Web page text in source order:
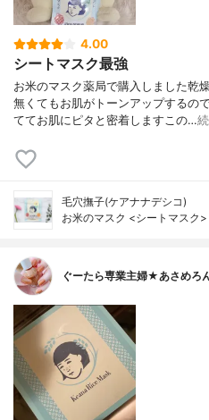
4.00
シートマスク最強
お米のマスク薬局で購入しました乾
無くてもお肌がトーンアップするの
ててお肌にピタと密着しますこの…
毛穴撫子(ケアナナデシコ)
お米のマスク <シートマスク>
ぐーたら専業主婦★あさめろ